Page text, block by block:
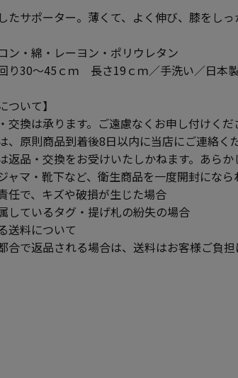
たサポーター。薄くて、よく伸び、膝をしっ
ン・綿・レーヨン・ポリウレタン
回り30～45ｃｍ 長さ19ｃｍ／手洗い／日本
ついて】
換は承ります。ご遠慮なくお申し付けくだ
原則商品到着後8日以内に当店にご連絡く
品・交換をお受けいたしかねます。あらか
マ・靴下など、衛生商品を一度開封になら
で、キズや破損が生じた場合
ているタグ・提げ札の紛失の場合
送料について
で返品される場合は、送料はお客様ご負担